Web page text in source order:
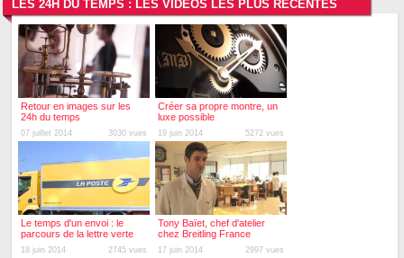
LES 24H DU TEMPS : LES VIDÉOS LES PLUS RÉCENTES
Retour en images sur les
24h du temps
07 juillet 2014 3030 vues
Créer sa propre montre, un
luxe possible
19 juin 2014 5272 vues
Le temps d'un envoi : le
parcours de la lettre verte
18 juin 2014 2745 vues
Tony Baïet, chef d'atelier
chez Breitling France
17 juin 2014 2997 vues